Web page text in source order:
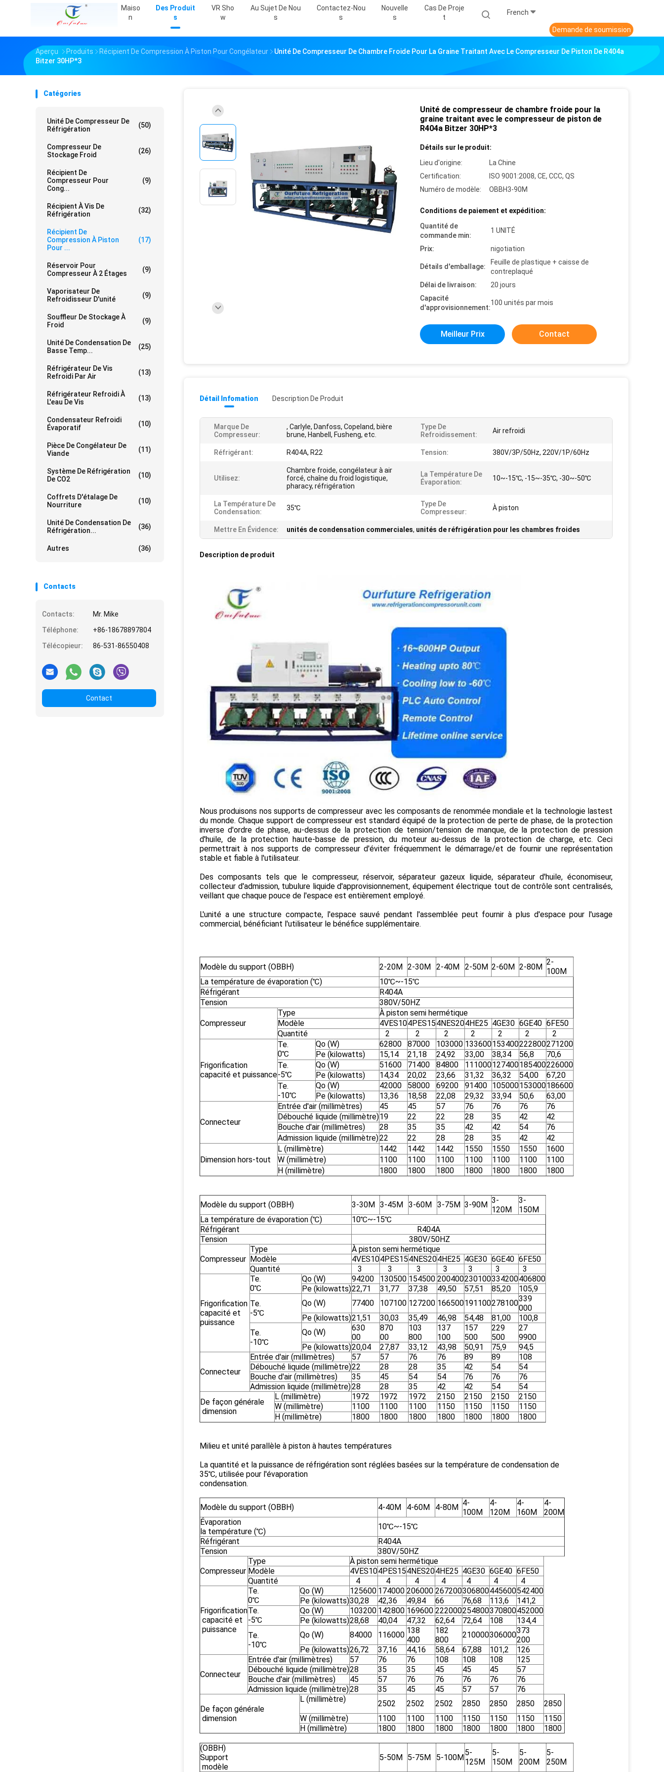
Maiso
N
Des Produit
S
VR Sho
W
Au Sujet De Nou
S
Contactez-Nou
S
Nouvelle
S
Cas De Proje
T
French
Demande de soumission
Aperçu Produits Récipient De Compression À Piston Pour Congélateur
Unité De Compresseur De Chambre Froide Pour La Graine Traitant Avec Le Compresseur De Piston De R404a
Bitzer 30HP*3
Catégories
Unité De Compresseur De
Réfrigération
(50)
Compresseur De
Stockage Froid
(26)
Récipient De
Compresseur Pour
Cong...
(9)
Récipient À Vis De
Réfrigération
(32)
Récipient De
Compression À Piston
Pour ...
(17)
Réservoir Pour
Compresseur À 2 Étages
(9)
Vaporisateur De
Refroidisseur D'unité
(9)
Souffleur De Stockage À
Froid
(9)
Unité De Condensation De
Basse Temp...
(25)
Réfrigérateur De Vis
Refroidi Par Air
(13)
Réfrigérateur Refroidi À
L'eau De Vis
(13)
Condensateur Refroidi
Évaporatif
(10)
Pièce De Congélateur De
Viande
(11)
Système De Réfrigération
De CO2
(10)
Coffrets D'étalage De
Nourriture
(10)
Unité De Condensation De
Réfrigération...
(36)
Autres (36)
Contacts
Contacts:
Mr. Mike
Téléphone:
+86-18678897804
Télécopieur:
86-531-86550408
Contact
Unité de compresseur de chambre froide pour la
graine traitant avec le compresseur de piston de
R404a Bitzer 30HP*3
Détails sur le produit:
Lieu d'origine:
La Chine
Certification:
ISO 9001:2008, CE, CCC, QS
Numéro de modèle:
OBBH3-90M
Conditions de paiement et expédition:
Quantité de
commande min:
1 UNITÉ
Prix: nigotiation
Détails d'emballage:
Feuille de plastique + caisse de
contreplaqué
Délai de livraison:
20 jours
Capacité
d'approvisionnement:
100 unités par mois
Meilleur Prix Contact
Détail Infomation Description De Produit
Marque De
Compresseur:
, Carlyle, Danfoss, Copeland, bière
brune, Hanbell, Fusheng, etc.
Type De
Refroidissement:
Air refroidi
Réfrigérant: R404A, R22 Tension: 380V/3P/50Hz, 220V/1P/60Hz
Utilisez:
Chambre froide, congélateur à air
forcé, chaîne du froid logistique,
pharacy, réfrigération
La Température De
Évaporation:
10~-15℃, -15~-35℃, -30~-50℃
La Température De
Condensation:
35℃
Type De
Compresseur:
À piston
Mettre En Évidence: unités de condensation commerciales, unités de réfrigération pour les chambres froides
Description de produit
Nous produisons nos supports de compresseur avec les composants de renommée mondiale et la technologie lastest
du monde. Chaque support de compresseur est standard équipé de la protection de perte de phase, de la protection
inverse d'ordre de phase, au-dessus de la protection de tension/tension de manque, de la protection de pression
d'huile, de la protection haute-basse de pression, du moteur au-dessus de la protection de charge, etc. Ceci
permettrait à nos supports de compresseur d'éviter fréquemment le démarrage/et de fournir une représentation
stable et fiable à l'utilisateur.
Des composants tels que le compresseur, réservoir, séparateur gazeux liquide, séparateur d'huile, économiseur,
collecteur d'admission, tubulure liquide d'approvisionnement, équipement électrique tout de contrôle sont centralisés,
veillant que chaque pouce de l'espace est entièrement employé.
L'unité a une structure compacte, l'espace sauvé pendant l'assemblée peut fournir à plus d'espace pour l'usage
commercial, bénéficiant l'utilisateur le bénéfice supplémentaire.
Modèle du support (OBBH) 2-20M 2-30M 2-40M 2-50M 2-60M 2-80M
2-
100M
La température de évaporation (℃)
10℃~-15℃
Réfrigérant
R404A
Tension
380V/50HZ
Compresseur
Type
À piston semi hermétique
Modèle
4VES104PES154NES204HE25 4GE30 6GE40 6FE50
Quantité
2 2 2 2 2 2 2
Frigorification
capacité et puissance
Te.
0℃
Qo (W) 62800 87000 103000 133600153400222800271200
Pe (kilowatts)
15,14 21,18 24,92 33,00 38,34 56,8
70,6
Te.
-5℃
Qo (W) 51600 71400 84800 111000127400185400226000
Pe (kilowatts)
14,34 20,02 23,66 31,32 36,32 54,00
67,20
Te.
-10℃
Qo (W) 42000 58000 69200 91400 105000153000186600
Pe (kilowatts)
13,36 18,58 22,08 29,32 33,94 50,6 63,00
Connecteur
Entrée d'air (millimètres) 45 45 57 76 76 76
76
Débouché liquide (millimètre)19 22 22 28 35 42
42
Bouche d'air (millimètres)
28 35 35 42 42 54
76
Admission liquide (millimètre)22 22 28 28 35 42 42
Dimension hors-tout
L (millimètre) 1442 1442 1442 1550 1550 1550
1600
W (millimètre)
1100 1100 1100 1100 1100 1100
1100
H (millimètre)
1800 1800 1800 1800 1800 1800 1800
Modèle du support (OBBH) 3-30M 3-45M 3-60M 3-75M 3-90M 3-
120M
3-
150M
La température de évaporation (℃)
10℃~-15℃
Réfrigérant
R404A
Tension
380V/50HZ
Compresseur
Type
À piston semi hermétique
Modèle
4VES104PES154NES204HE25 4GE30 6GE40 6FE50
Quantité
3 3 3 3 3 3 3
Frigorification
capacité et
puissance
Te.
0℃
Qo (W) 94200 130500 154500 200400230100334200406800
Pe (kilowatts)22,71 31,77 37,38 49,50 57,51 85,20
105,9
Te.
-5℃
Qo (W) 77400 107100 127200 166500191100278100339
000
Pe (kilowatts)21,51 30,03 35,49 46,98 54,48 81,00
100,8
Te.
-10℃
Qo (W)
630
00
870
00
103
800
137
100
157
500
229
500
27
9900
Pe (kilowatts)20,04 27,87 33,12 43,98 50,91 75,9 94,5
Connecteur
Entrée d'air (millimètres) 57 57 76 76 89 89
108
Débouché liquide (millimètre)22 28 28 35 42 54
54
Bouche d'air (millimètres)
35 45 54 54 76 76
76
Admission liquide (millimètre)28 28 35 42 42 54
54
De façon générale
dimension
L (millimètre) 1972 1972 1972 2150 2150 2150
2150
W (millimètre)
1100 1100 1100 1150 1150 1150
1150
H (millimètre)
1800 1800 1800 1800 1800 1800 1800
Milieu et unité parallèle à piston à hautes températures
La quantité et la puissance de réfrigération sont réglées basées sur la température de condensation de
35℃, utilisée pour l'évaporation
condensation.
Modèle du support (OBBH) 4-40M 4-60M 4-80M 4-
100M
4-
120M
4-
160M
4-
200M
Évaporation
la température (℃)
10℃~-15℃
Réfrigérant
R404A
Tension
380V/50HZ
Compresseur
Type
À piston semi hermétique
Modèle
4VES104PES154NES204HE25 4GE30 6GE40 6FE50
Quantité
4 4 4 4 4 4 4
Frigorification
capacité et
puissance
Te.
0℃
Qo (W) 125600 174000 206000 267200306800445600542400
Pe (kilowatts)30,28 42,36 49,84 66 76,68 113,6
141,2
Te.
-5℃
Qo (W) 103200 142800 169600 222000254800370800452000
Pe (kilowatts)28,68 40,04 47,32 62,64 72,64 108
134,4
Te.
-10℃
Qo (W) 84000 116000 138
400
182
800
210000306000373
200
Pe (kilowatts)26,72 37,16 44,16 58,64 67,88 101,2 126
Connecteur
Entrée d'air (millimètres) 57 76 76 108 108 108
125
Débouché liquide (millimètre)28 35 35 45 45 45
57
Bouche d'air (millimètres)
45 57 76 76 76 76
76
Admission liquide (millimètre)28 35 45 45 57 57 76
De façon générale
dimension
L (millimètre) 2502 2502 2502 2850 2850 2850
2850
W (millimètre)
1100 1100 1100 1150 1150 1150
1150
H (millimètre)
1800 1800 1800 1800 1800 1800 1800
(OBBH)
Support
modèle
5-50M 5-75M 5-100M
5-
125M
5-
150M
5-
200M
5-
250M